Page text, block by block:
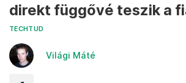
direkt függővé teszik a
TECHTUD
Világi Máté